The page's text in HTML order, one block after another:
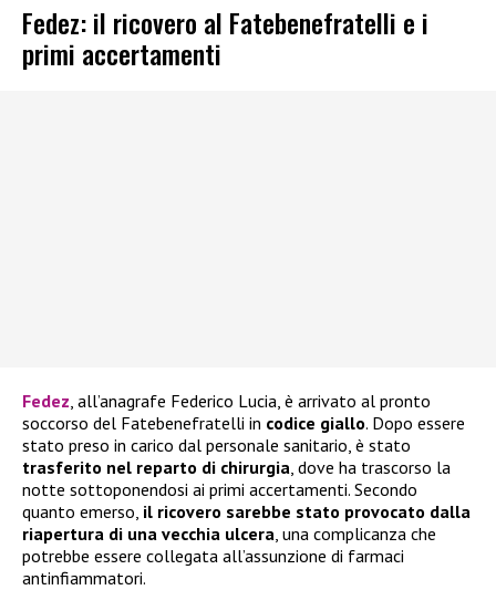
Fedez: il ricovero al Fatebenefratelli e i
primi accertamenti
Fedez , all’anagrafe Federico Lucia, è arrivato al pronto
soccorso del Fatebenefratelli in codice giallo. Dopo essere
stato preso in carico dal personale sanitario, è stato
trasferito nel reparto di chirurgia , dove ha trascorso la
notte sottoponendosi ai primi accertamenti. Secondo
quanto emerso, il ricovero sarebbe stato provocato dalla
riapertura di una vecchia ulcera , una complicanza che
potrebbe essere collegata all’assunzione di farmaci
antinfiammatori.